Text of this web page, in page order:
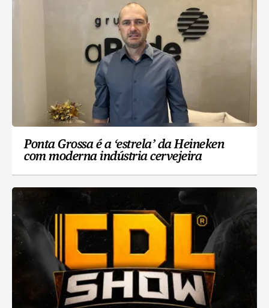
Ponta Grossa é a ‘estrela’ da Heineken
com moderna indústria cervejeira